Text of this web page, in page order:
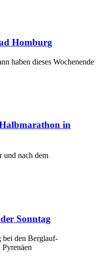
Homburg
haben dieses Wochenende
Halbmarathon in
und nach dem
Sonntag
bei den Berglauf-